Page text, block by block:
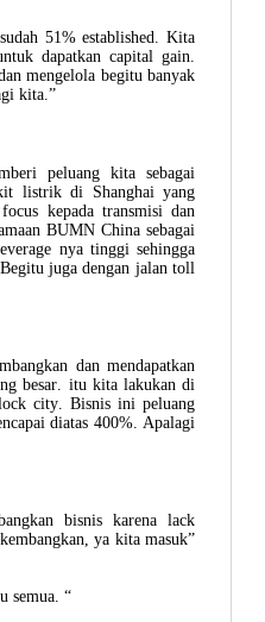
51% established. Kita
dapatkan capital gain.
mengelola begitu banyak
kita.”
peluang kita sebagai
listrik di Shanghai yang
kepada transmisi dan
BUMN China sebagai
nya tinggi sehingga
juga dengan jalan toll
dan mendapatkan
besar. itu kita lakukan di
city. Bisnis ini peluang
diatas 400%. Apalagi
bisnis karena lack
ya kita masuk”
semua. “